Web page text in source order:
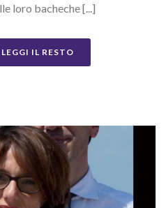
loro bacheche [...]
LEGGI IL RESTO